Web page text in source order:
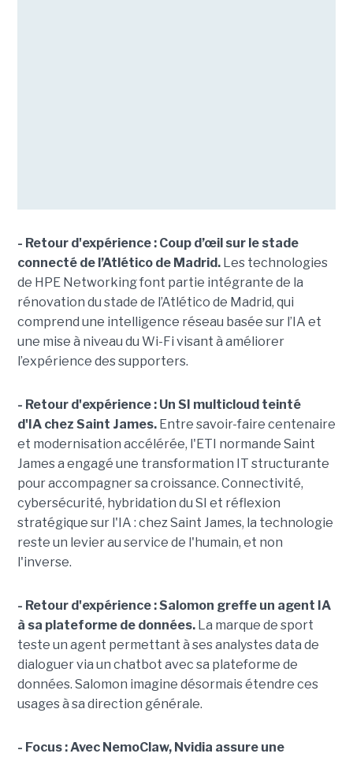
- Retour d'expérience : Coup d’œil sur le stade
connecté de l’Atlético de Madrid. Les technologies
de HPE Networking font partie intégrante de la
rénovation du stade de l’Atlético de Madrid, qui
comprend une intelligence réseau basée sur l’IA et
une mise à niveau du Wi-Fi visant à améliorer
l’expérience des supporters.
- Retour d'expérience : Un SI multicloud teinté
d'IA chez Saint James.Entre savoir-faire centenaire
et modernisation accélérée, l'ETI normande Saint
James a engagé une transformation IT structurante
pour accompagner sa croissance. Connectivité,
cybersécurité, hybridation du SI et réflexion
stratégique sur l'IA : chez Saint James, la technologie
reste un levier au service de l'humain, et non
l'inverse.
- Retour d'expérience :Salomon greffe un agent IA
à sa plateforme de données.La marque de sport
teste un agent permettant à ses analystes data de
dialoguer via un chatbot avec sa plateforme de
données. Salomon imagine désormais étendre ces
usages à sa direction générale.
- Focus : Avec NemoClaw, Nvidia assure une